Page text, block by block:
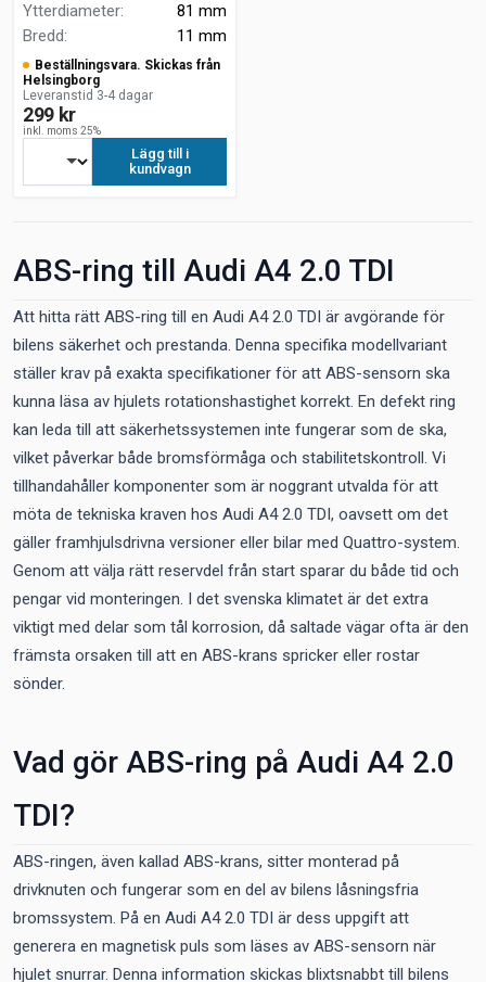
Ytterdiameter:
81 mm
Bredd: 11 mm
Beställningsvara. Skickas från
Helsingborg
Leveranstid 3-4 dagar
299 kr
inkl. moms 25%
Lägg till i
kundvagn
ABS-ring till Audi A4 2.0 TDI
Att hitta rätt ABS-ring till en Audi A4 2.0 TDI är avgörande för
bilens säkerhet och prestanda. Denna specifika modellvariant
ställer krav på exakta specifikationer för att ABS-sensorn ska
kunna läsa av hjulets rotationshastighet korrekt. En defekt ring
kan leda till att säkerhetssystemen inte fungerar som de ska,
vilket påverkar både bromsförmåga och stabilitetskontroll. Vi
tillhandahåller komponenter som är noggrant utvalda för att
möta de tekniska kraven hos Audi A4 2.0 TDI, oavsett om det
gäller framhjulsdrivna versioner eller bilar med Quattro-system.
Genom att välja rätt reservdel från start sparar du både tid och
pengar vid monteringen. I det svenska klimatet är det extra
viktigt med delar som tål korrosion, då saltade vägar ofta är den
främsta orsaken till att en ABS-krans spricker eller rostar
sönder.
Vad gör ABS-ring på Audi A4 2.0
TDI?
ABS-ringen, även kallad ABS-krans, sitter monterad på
drivknuten och fungerar som en del av bilens låsningsfria
bromssystem. På en Audi A4 2.0 TDI är dess uppgift att
generera en magnetisk puls som läses av ABS-sensorn när
hjulet snurrar. Denna information skickas blixtsnabbt till bilens